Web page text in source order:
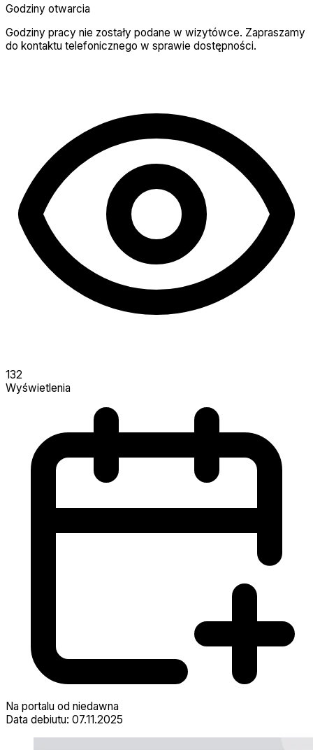
Godziny otwarcia
Godziny pracy nie zostały podane w wizytówce. Zapraszamy
do kontaktu telefonicznego w sprawie dostępności.
132
Wyświetlenia
Na portalu od niedawna
Data debiutu: 07.11.2025